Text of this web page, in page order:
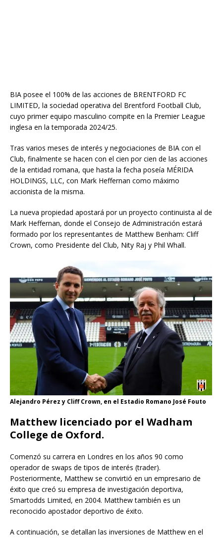
BIA posee el 100% de las acciones de BRENTFORD FC
LIMITED, la sociedad operativa del Brentford Football Club,
cuyo primer equipo masculino compite en la Premier League
inglesa en la temporada 2024/25.
Tras varios meses de interés y negociaciones de BIA con el
Club, finalmente se hacen con el cien por cien de las acciones
de la entidad romana, que hasta la fecha poseía MÉRIDA
HOLDINGS, LLC, con Mark Heffernan como máximo
accionista de la misma.
La nueva propiedad apostará por un proyecto continuista al de
Mark Heffernan, donde el Consejo de Administración estará
formado por los representantes de Matthew Benham: Cliff
Crown, como Presidente del Club, Nity Raj y Phil Whall.
Alejandro Pérez y Cliff Crown, en el Estadio Romano José Fouto
Matthew licenciado por el Wadham
College de Oxford.
Comenzó su carrera en Londres en los años 90 como
operador de swaps de tipos de interés (trader).
Posteriormente, Matthew se convirtió en un empresario de
éxito que creó su empresa de investigación deportiva,
Smartodds Limited, en 2004. Matthew también es un
reconocido apostador deportivo de éxito.
A continuación, se detallan las inversiones de Matthew en el